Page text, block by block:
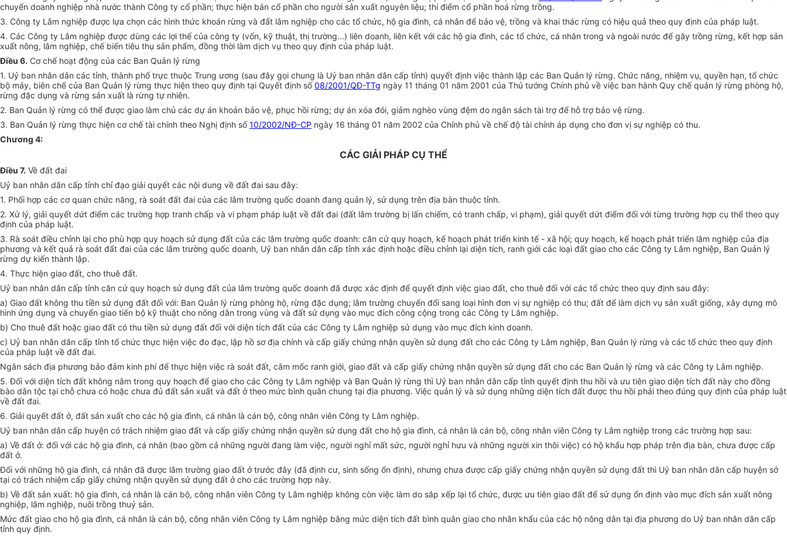
chuyển doanh nghiệp nhà nước thành Công ty cổ phần; thực hiện bán cổ phần cho người sản xuất nguyên liệu; thí điểm cổ phần hoá rừng trồng.
3. Công ty Lâm nghiệp được lựa chọn các hình thức khoán rừng và đất lâm nghiệp cho các tổ chức, hộ gia đình, cá nhân để bảo vệ, trồng và khai thác rừng có hiệu quả theo quy định của pháp luật.
4. Các Công ty Lâm nghiệp được dùng các lợi thế của công ty (vốn, kỹ thuật, thị trường...) liên doanh, liên kết với các hộ gia đình, các tổ chức, cá nhân trong và ngoài nước để gây trồng rừng, kết hợp sản
xuất nông, lâm nghiệp, chế biến tiêu thụ sản phẩm, đồng thời làm dịch vụ theo quy định của pháp luật.
Điều 6. Cơ chế hoạt động của các Ban Quản lý rừng
1. Uỷ ban nhân dân các tỉnh, thành phố trực thuộc Trung ương (sau đây gọi chung là Uỷ ban nhân dân cấp tỉnh) quyết định việc thành lập các Ban Quản lý rừng. Chức năng, nhiệm vụ, quyền hạn, tổ chức
bộ máy, biên chế của Ban Quản lý rừng thực hiện theo quy định tại Quyết định số08/2001/QĐ-TTg ngày 11 tháng 01 năm 2001 của Thủ tướng Chính phủ về việc ban hành Quy chế quản lý rừng phòng hộ,
rừng đặc dụng và rừng sản xuất là rừng tự nhiên.
2. Ban Quản lý rừng có thể được giao làm chủ các dự án khoán bảo vệ, phục hồi rừng; dự án xóa đói, giảm nghèo vùng đệm do ngân sách tài trợ để hỗ trợ bảo vệ rừng.
3. Ban Quản lý rừng thực hiện cơ chế tài chính theo Nghị định số10/2002/NĐ-CP ngày 16 tháng 01 năm 2002 của Chính phủ về chế độ tài chính áp dụng cho đơn vị sự nghiệp có thu.
Chương 4:
CÁC GIẢI PHÁP CỤ THỂ
Điều 7. Về đất đai
Uỷ ban nhân dân cấp tỉnh chỉ đạo giải quyết các nội dung về đất đai sau đây:
1. Phối hợp các cơ quan chức năng, rà soát đất đai của các lâm trường quốc doanh đang quản lý, sử dụng trên địa bàn thuộc tỉnh.
2. Xử lý, giải quyết dứt điểm các trường hợp tranh chấp và vi phạm pháp luật về đất đai (đất lâm trường bị lấn chiếm, có tranh chấp, vi phạm), giải quyết dứt điểm đối với từng trường hợp cụ thể theo quy
định của pháp luật.
3. Rà soát điều chỉnh lại cho phù hợp quy hoạch sử dụng đất của các lâm trường quốc doanh: căn cứ quy hoạch, kế hoạch phát triển kinh tế - xã hội; quy hoạch, kế hoạch phát triển lâm nghiệp của địa
phương và kết quả rà soát đất đai của các lâm trường quốc doanh, Uỷ ban nhân dân cấp tỉnh xác định hoặc điều chỉnh lại diện tích, ranh giới các loại đất giao cho các Công ty Lâm nghiệp, Ban Quản lý
rừng dự kiến thành lập.
4. Thực hiện giao đất, cho thuê đất.
Uỷ ban nhân dân cấp tỉnh căn cứ quy hoạch sử dụng đất của lâm trường quốc doanh đã được xác định để quyết định việc giao đất, cho thuê đối với các tổ chức theo quy định sau đây:
a) Giao đất không thu tiền sử dụng đất đối với: Ban Quản lý rừng phòng hộ, rừng đặc dụng; lâm trường chuyển đổi sang loại hình đơn vị sự nghiệp có thu; đất để làm dịch vụ sản xuất giống, xây dựng mô
hình ứng dụng và chuyển giao tiến bộ kỹ thuật cho nông dân trong vùng và đất sử dụng vào mục đích công cộng trong các Công ty Lâm nghiệp.
b) Cho thuê đất hoặc giao đất có thu tiền sử dụng đất đối với diện tích đất của các Công ty Lâm nghiệp sử dụng vào mục đích kinh doanh.
c) Uỷ ban nhân dân cấp tỉnh tổ chức thực hiện việc đo đạc, lập hồ sơ địa chính và cấp giấy chứng nhận quyền sử dụng đất cho các Công ty Lâm nghiệp, Ban Quản lý rừng và các tổ chức theo quy định
của pháp luật về đất đai.
Ngân sách địa phương bảo đảm kinh phí để thực hiện việc rà soát đất, cắm mốc ranh giới, giao đất và cấp giấy chứng nhận quyền sử dụng đất cho các Ban Quản lý rừng và các Công ty Lâm nghiệp.
5. Đối với diện tích đất không nằm trong quy hoạch để giao cho các Công ty Lâm nghiệp và Ban Quản lý rừng thì Uỷ ban nhân dân cấp tỉnh quyết định thu hồi và ưu tiên giao diện tích đất này cho đồng
bào dân tộc tại chỗ chưa có hoặc chưa đủ đất sản xuất và đất ở theo mức bình quân chung tại địa phương. Việc quản lý và sử dụng những diện tích đất được thu hồi phải theo đúng quy định của pháp luật
về đất đai.
6. Giải quyết đất ở, đất sản xuất cho các hộ gia đình, cá nhân là cán bộ, công nhân viên Công ty Lâm nghiệp.
Uỷ ban nhân dân cấp huyện có trách nhiệm giao đất và cấp giấy chứng nhận quyền sử dụng đất cho hộ gia đình, cá nhân là cán bộ, công nhân viên Công ty Lâm nghiệp trong các trường hợp sau:
a) Về đất ở: đối với các hộ gia đình, cá nhân (bao gồm cả những người đang làm việc, người nghỉ mất sức, người nghỉ hưu và những người xin thôi việc) có hộ khẩu hợp pháp trên địa bàn, chưa được cấp
đất ở.
Đối với những hộ gia đình, cá nhân đã được lâm trường giao đất ở trước đây (đã định cư, sinh sống ổn định), nhưng chưa được cấp giấy chứng nhận quyền sử dụng đất thì Uỷ ban nhân dân cấp huyện sở
tại có trách nhiệm cấp giấy chứng nhận quyền sử dụng đất ở cho các trường hợp này.
b) Về đất sản xuất: hộ gia đình, cá nhân là cán bộ, công nhân viên Công ty Lâm nghiệp không còn việc làm do sắp xếp lại tổ chức, được ưu tiên giao đất để sử dụng ổn định vào mục đích sản xuất nông
nghiệp, lâm nghiệp, nuôi trồng thuỷ sản.
Mức đất giao cho hộ gia đình, cá nhân là cán bộ, công nhân viên Công ty Lâm nghiệp bằng mức diện tích đất bình quân giao cho nhân khẩu của các hộ nông dân tại địa phương do Uỷ ban nhân dân cấp
tỉnh quy định.